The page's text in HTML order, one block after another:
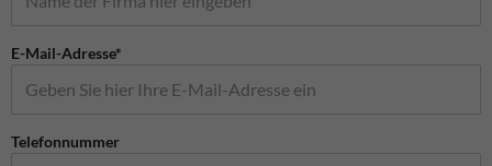
E-Mail-Adresse*
Telefonnummer